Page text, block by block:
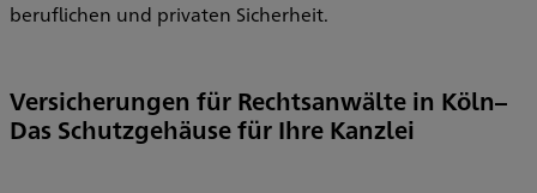
beruflichen und privaten Sicherheit.
Versicherungen für Rechtsanwälte in Köln–
Das Schutzgehäuse für Ihre Kanzlei